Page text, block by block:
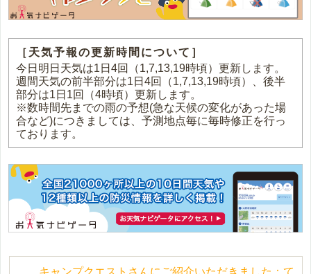
［天気予報の更新時間について］
今日明日天気は1日4回（1,7,13,19時頃）更新します。
週間天気の前半部分は1日4回（1,7,13,19時頃）、後半
部分は1日1回（4時頃）更新します。
※数時間先までの雨の予想(急な天候の変化があった場
合など)につきましては、予測地点毎に毎時修正を行っ
ております。